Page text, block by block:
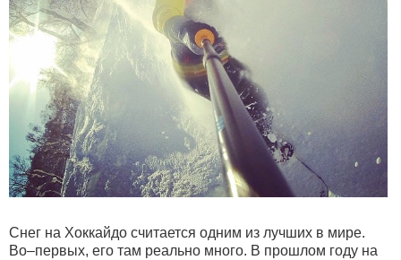
Снег на Хоккайдо считается одним из лучших в мире.
Во–первых, его там реально много. В прошлом году на